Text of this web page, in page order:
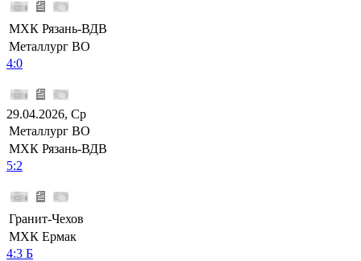
МХК Рязань-ВДВ
Металлург ВО
4:0
29.04.2026, Ср
Металлург ВО
МХК Рязань-ВДВ
5:2
Гранит-Чехов
МХК Ермак
4:3 Б